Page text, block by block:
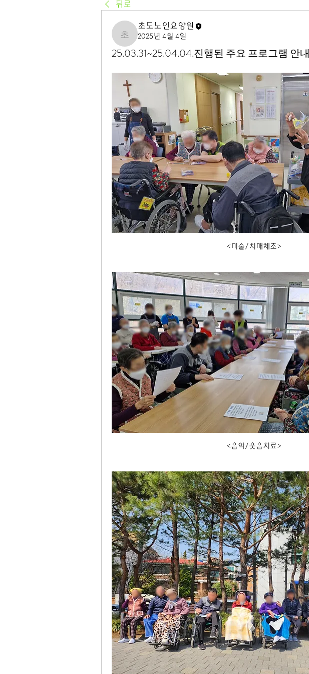
뒤로
초도노인요양원
초도노인요양원
2025년 4월 4일
25.03.31~25.04.04.진행된 주요 프로그램 안내
<미술/치매체조>
<음악/웃음치료>